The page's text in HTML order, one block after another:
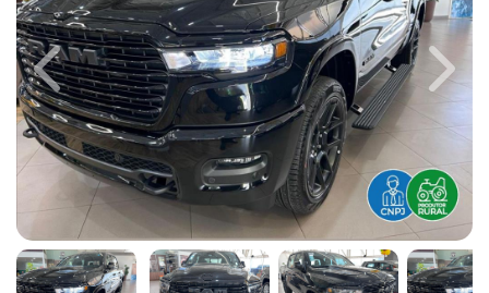
Previous Next